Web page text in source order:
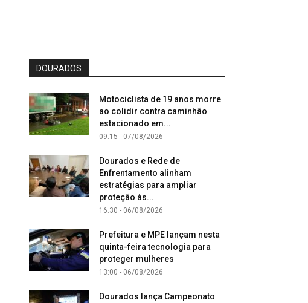
DOURADOS
Motociclista de 19 anos morre
ao colidir contra caminhão
estacionado em...
09:15 - 07/08/2026
Dourados e Rede de
Enfrentamento alinham
estratégias para ampliar
proteção às...
16:30 - 06/08/2026
Prefeitura e MPE lançam nesta
quinta-feira tecnologia para
proteger mulheres
13:00 - 06/08/2026
Dourados lança Campeonato